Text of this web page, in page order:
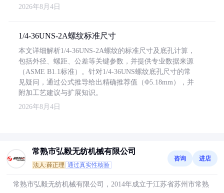
2026年8月4日
1/4-36UNS-2A螺纹标准尺寸
本文详细解析1/4-36UNS-2A螺纹的标准尺寸及底孔计算，
包括外径、螺距、公差等关键参数，并提供专业数据来源
（ASME B1.1标准）。针对1/4-36UNS螺纹底孔尺寸的常
见疑问，通过公式推导给出精确推荐值（Φ5.18mm），并
附加工艺建议与扩展知识。
2026年8月4日
常熟市弘毅无纺机械有限公司
法人:薛正理 通过真实性核验
咨询 进店
常熟市弘毅无纺机械有限公司，2014年成立于江苏省苏州市常熟